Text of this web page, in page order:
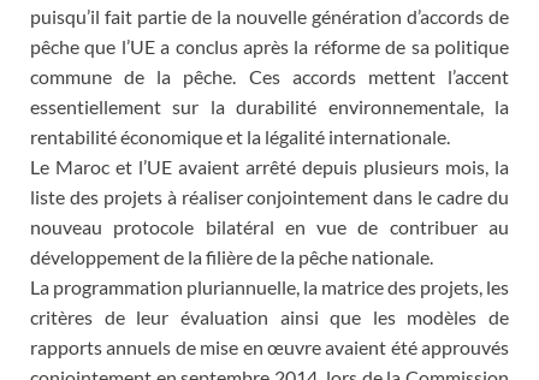
puisqu’il fait partie de la nouvelle génération d’accords de
pêche que l’UE a conclus après la réforme de sa politique
commune de la pêche. Ces accords mettent l’accent
essentiellement sur la durabilité environnementale, la
rentabilité économique et la légalité internationale.
Le Maroc et l’UE avaient arrêté depuis plusieurs mois, la
liste des projets à réaliser conjointement dans le cadre du
nouveau protocole bilatéral en vue de contribuer au
développement de la filière de la pêche nationale.
La programmation pluriannuelle, la matrice des projets, les
critères de leur évaluation ainsi que les modèles de
rapports annuels de mise en œuvre avaient été approuvés